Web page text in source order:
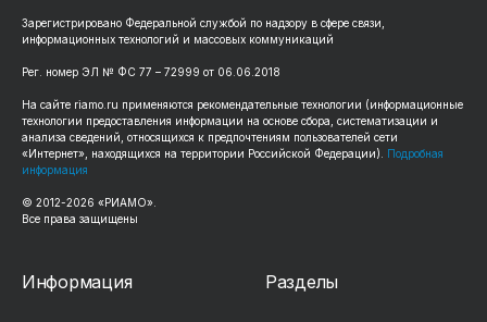
Зарегистрировано Федеральной службой по надзору в сфере связи,
информационных технологий и массовых коммуникаций
Рег. номер ЭЛ № ФС 77 – 72999 от 06.06.2018
На сайте riamo.ru применяются рекомендательные технологии (информационные
технологии предоставления информации на основе сбора, систематизации и
анализа сведений, относящихся к предпочтениям пользователей сети
«Интернет», находящихся на территории Российской Федерации). Подробная
информация
© 2012-2026 «РИАМО».
Все права защищены
Информация Разделы